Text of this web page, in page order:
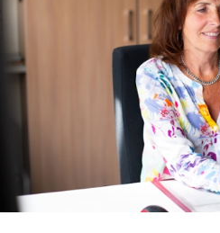
Sozialdienste & Zuweisende
Erweiterte Suche
Gebärdensprache
Leichte Sprache